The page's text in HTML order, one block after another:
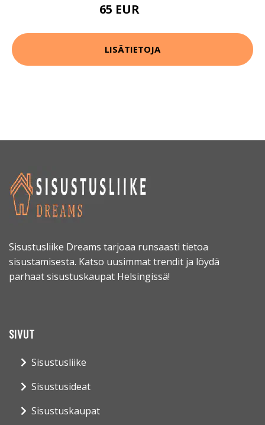
65 EUR
LISÄTIETOJA
Sisustusliike Dreams tarjoaa runsaasti tietoa
sisustamisesta. Katso uusimmat trendit ja löydä
parhaat sisustuskaupat Helsingissä!
SIVUT
Sisustusliike
Sisustusideat
Sisustuskaupat